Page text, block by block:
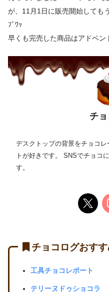
が、11月1日に販売開始しても
ﾌﾞﾜｯ
早くも完売した商品はアドベン
チ
デスクトップの背景をチョコ
トが好きです。 SNSでチョコ
す。
チョコログおす
工具チョコレポート
テリーヌドゥショコラ